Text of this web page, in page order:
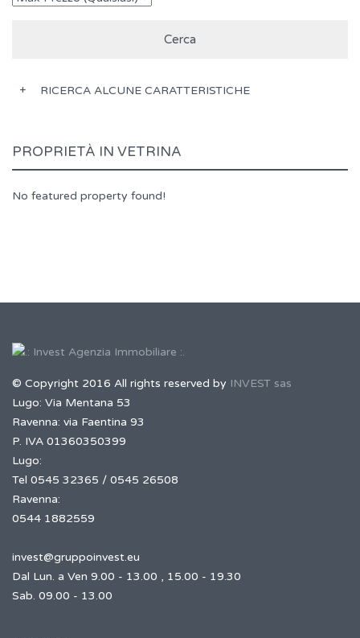
RICERCA ALCUNE CARATTERISTICHE
PROPRIETÀ IN VETRINA
No featured property found!
© Copyright 2016 All rights reserved by INVEST sas
Lugo: Via Mentana 53
Ravenna: via Faentina 93
P. IVA 01360350399
Lugo:
Tel 0545 32365 / 0545 26508
Ravenna:
0544 1882559
invest@gruppoinvest.eu
Dal Lun. a Ven 9.00 - 13.00 , 15.00 - 19.30
Sab. 09.00 - 13.00